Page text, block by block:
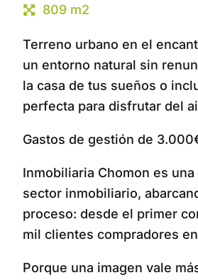
809 m2
Terreno urbano en el
un entorno natural sin
la casa de tus sueños o
perfecta para disfrutar del
Gastos de gestión de
Inmobiliaria Chomon es
sector inmobiliario,
proceso: desde el primer
mil clientes compradores
Porque una imagen vale